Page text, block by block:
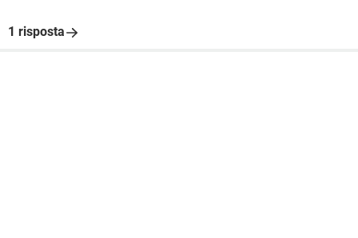
1 risposta